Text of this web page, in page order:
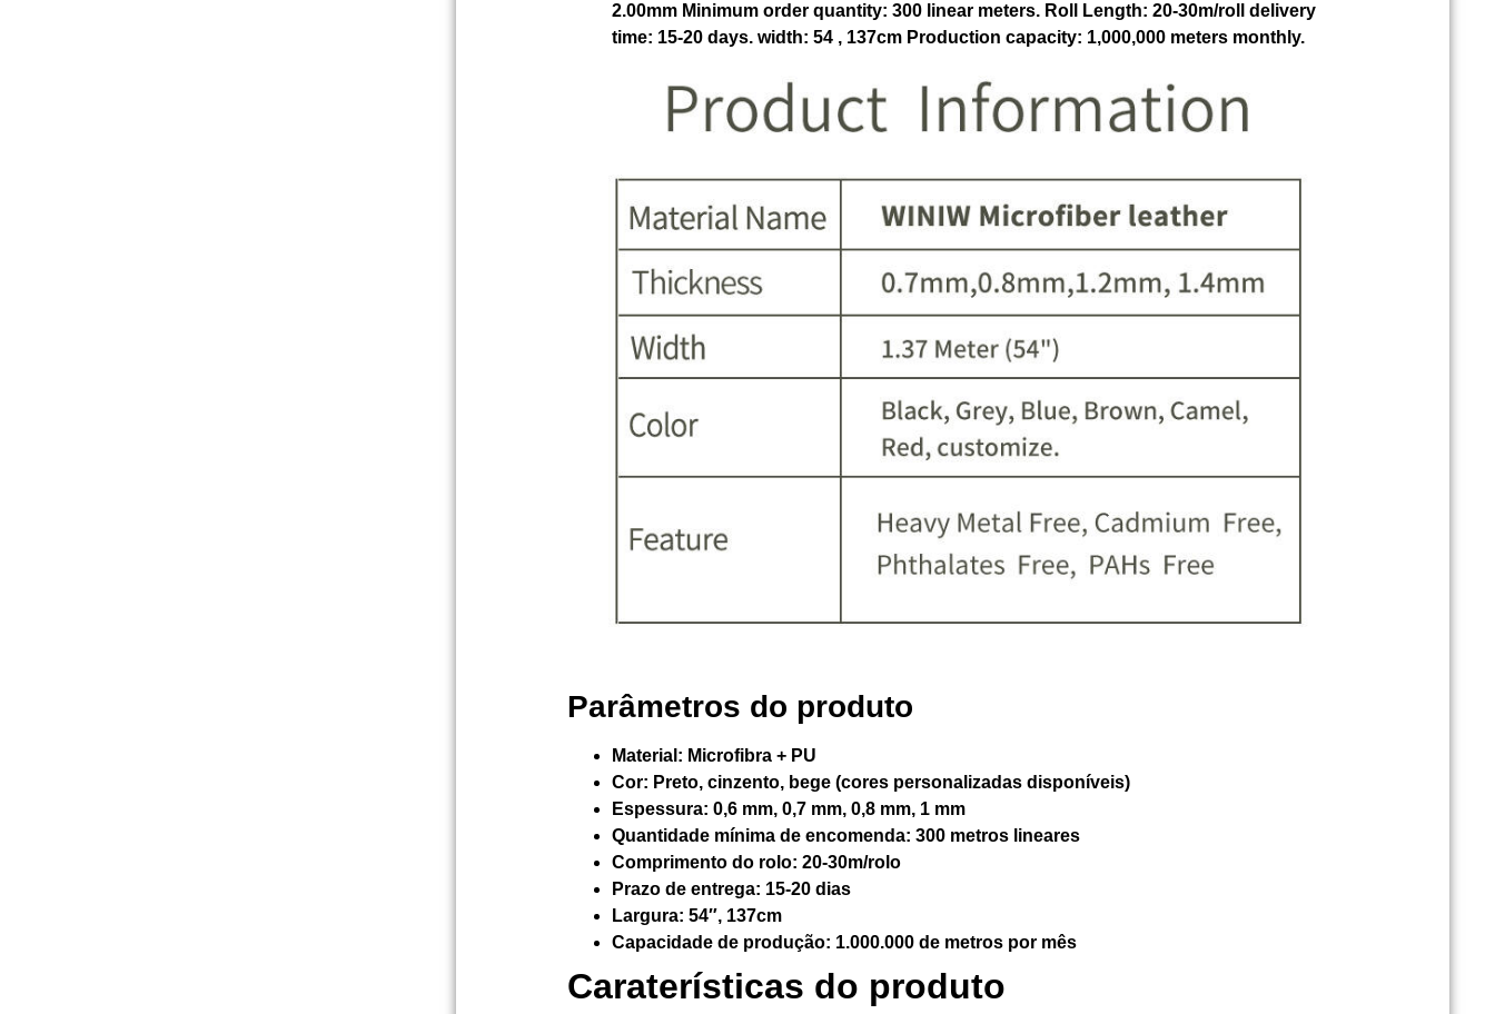
2.00mm Minimum order quantity: 300 linear meters. Roll Length: 20-30m/roll delivery
time: 15-20 days. width: 54 , 137cm Production capacity: 1,000,000 meters monthly.
Parâmetros do produto
Material: Microfibra + PU
Cor: Preto, cinzento, bege (cores personalizadas disponíveis)
Espessura: 0,6 mm, 0,7 mm, 0,8 mm, 1 mm
Quantidade mínima de encomenda: 300 metros lineares
Comprimento do rolo: 20-30m/rolo
Prazo de entrega: 15-20 dias
Largura: 54″, 137cm
Capacidade de produção: 1.000.000 de metros por mês
Caraterísticas do produto